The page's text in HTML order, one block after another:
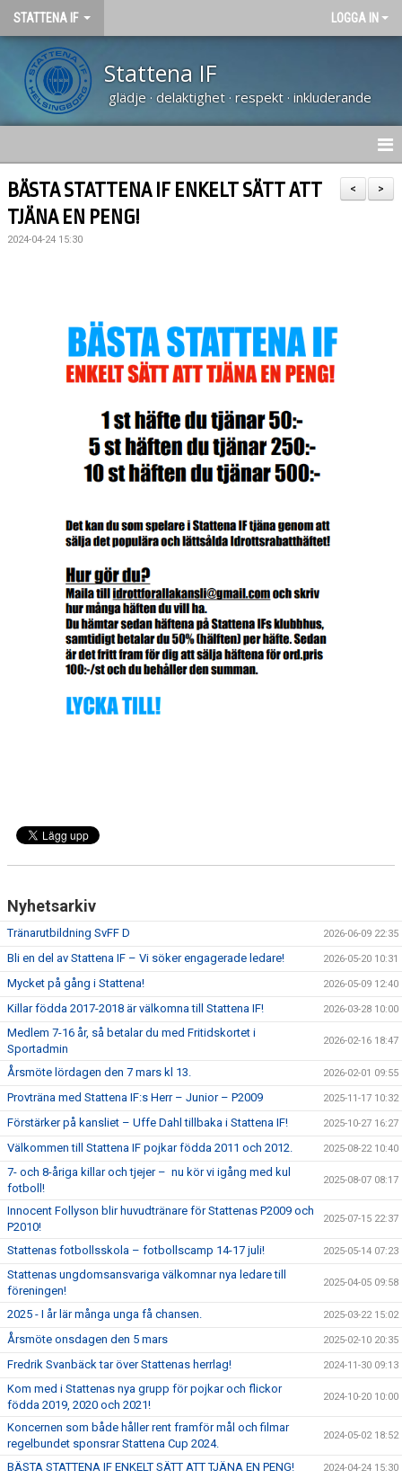
STATTENA IF LOGGA IN
Stattena IF
glädje · delaktighet · respekt · inkluderande
HEM
NYHETER
DOMARE, MATCHER.
FÖRENINGSSHOP
STATTENA CUP
INTRESSEANMÄLAN SOM TRÄNARE/LEDARE
>
<
BÄSTA STATTENA IF ENKELT SÄTT ATT
TJÄNA EN PENG!
2024-04-24 15:30
Nyhetsarkiv
Tränarutbildning SvFF D 2026-06-09 22:35
Bli en del av Stattena IF – Vi söker engagerade ledare! 2026-05-20 10:31
Mycket på gång i Stattena! 2026-05-09 12:40
Killar födda 2017-2018 är välkomna till Stattena IF! 2026-03-28 10:00
Medlem 7-16 år, så betalar du med Fritidskortet i
Sportadmin
2026-02-16 18:47
Årsmöte lördagen den 7 mars kl 13. 2026-02-01 09:55
Provträna med Stattena IF:s Herr – Junior – P2009 2025-11-17 10:32
Förstärker på kansliet – Uffe Dahl tillbaka i Stattena IF! 2025-10-27 16:27
Välkommen till Stattena IF pojkar födda 2011 och 2012. 2025-08-22 10:40
7- och 8-åriga killar och tjejer – nu kör vi igång med kul
fotboll!
2025-08-07 08:17
Innocent Follyson blir huvudtränare för Stattenas P2009 och
P2010!
2025-07-15 22:37
Stattenas fotbollsskola – fotbollscamp 14-17 juli! 2025-05-14 07:23
Stattenas ungdomsansvariga välkomnar nya ledare till
föreningen!
2025-04-05 09:58
2025 - I år lär många unga få chansen. 2025-03-22 15:02
Årsmöte onsdagen den 5 mars 2025-02-10 20:35
Fredrik Svanbäck tar över Stattenas herrlag! 2024-11-30 09:13
Kom med i Stattenas nya grupp för pojkar och flickor
födda 2019, 2020 och 2021!
2024-10-20 10:00
Koncernen som både håller rent framför mål och filmar
regelbundet sponsrar Stattena Cup 2024.
2024-05-02 18:52
BÄSTA STATTENA IF ENKELT SÄTT ATT TJÄNA EN PENG! 2024-04-24 15:30